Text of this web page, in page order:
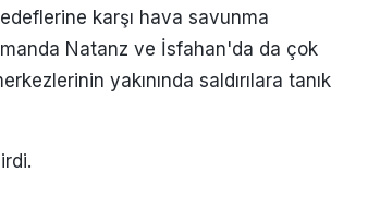
karşı hava savunma
Natanz ve İsfahan'da da çok
yakınında saldırılara tanık